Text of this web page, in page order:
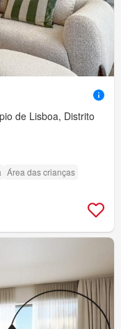
de Lisboa, Distrito
Área das crianças